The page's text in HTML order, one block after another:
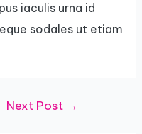
iaculis urna id
sodales ut etiam
Next Post →